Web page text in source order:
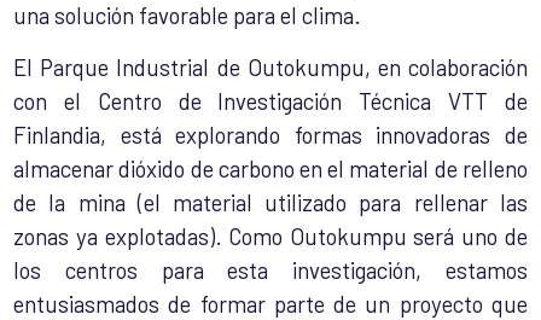
una solución favorable para el clima.
El Parque Industrial de Outokumpu, en colaboración
con el Centro de Investigación Técnica VTT de
Finlandia, está explorando formas innovadoras de
almacenar dióxido de carbono en el material de relleno
de la mina (el material utilizado para rellenar las
zonas ya explotadas). Como Outokumpu será uno de
los centros para esta investigación, estamos
entusiasmados de formar parte de un proyecto que